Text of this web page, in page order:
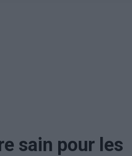
sain pour les